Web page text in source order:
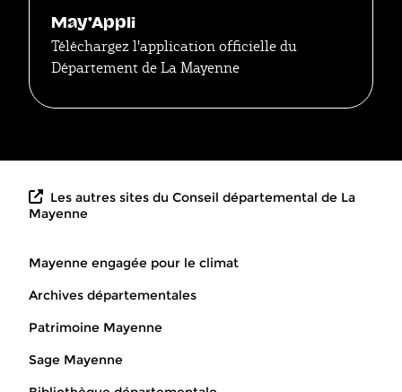
May'Appli
Téléchargez l'application officielle du
Département de La Mayenne
Les autres sites du Conseil départemental de La
Mayenne
Mayenne engagée pour le climat
Archives départementales
Patrimoine Mayenne
Sage Mayenne